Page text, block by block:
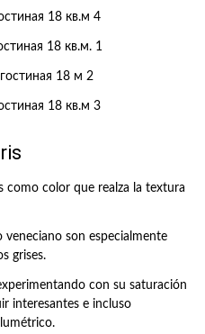
como color que realza la textura
veneciano son especialmente
grises.
con su saturación
interesantes e incluso